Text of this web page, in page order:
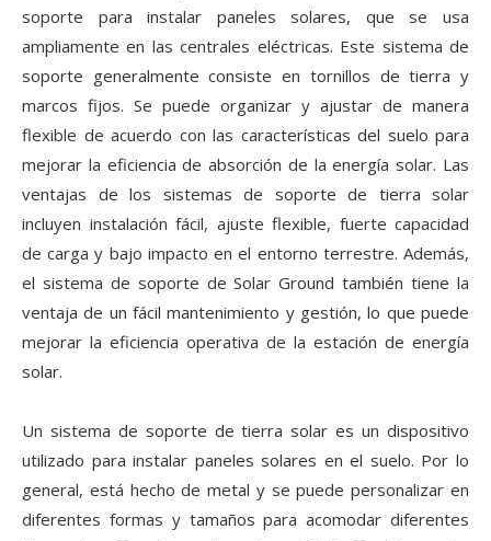
soporte para instalar paneles solares, que se usa
ampliamente en las centrales eléctricas. Este sistema de
soporte generalmente consiste en tornillos de tierra y
marcos fijos. Se puede organizar y ajustar de manera
flexible de acuerdo con las características del suelo para
mejorar la eficiencia de absorción de la energía solar. Las
ventajas de los sistemas de soporte de tierra solar
incluyen instalación fácil, ajuste flexible, fuerte capacidad
de carga y bajo impacto en el entorno terrestre. Además,
el sistema de soporte de Solar Ground también tiene la
ventaja de un fácil mantenimiento y gestión, lo que puede
mejorar la eficiencia operativa de la estación de energía
solar.
Un sistema de soporte de tierra solar es un dispositivo
utilizado para instalar paneles solares en el suelo. Por lo
general, está hecho de metal y se puede personalizar en
diferentes formas y tamaños para acomodar diferentes